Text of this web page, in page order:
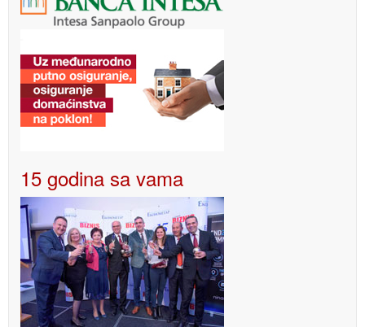
15 godina sa vama